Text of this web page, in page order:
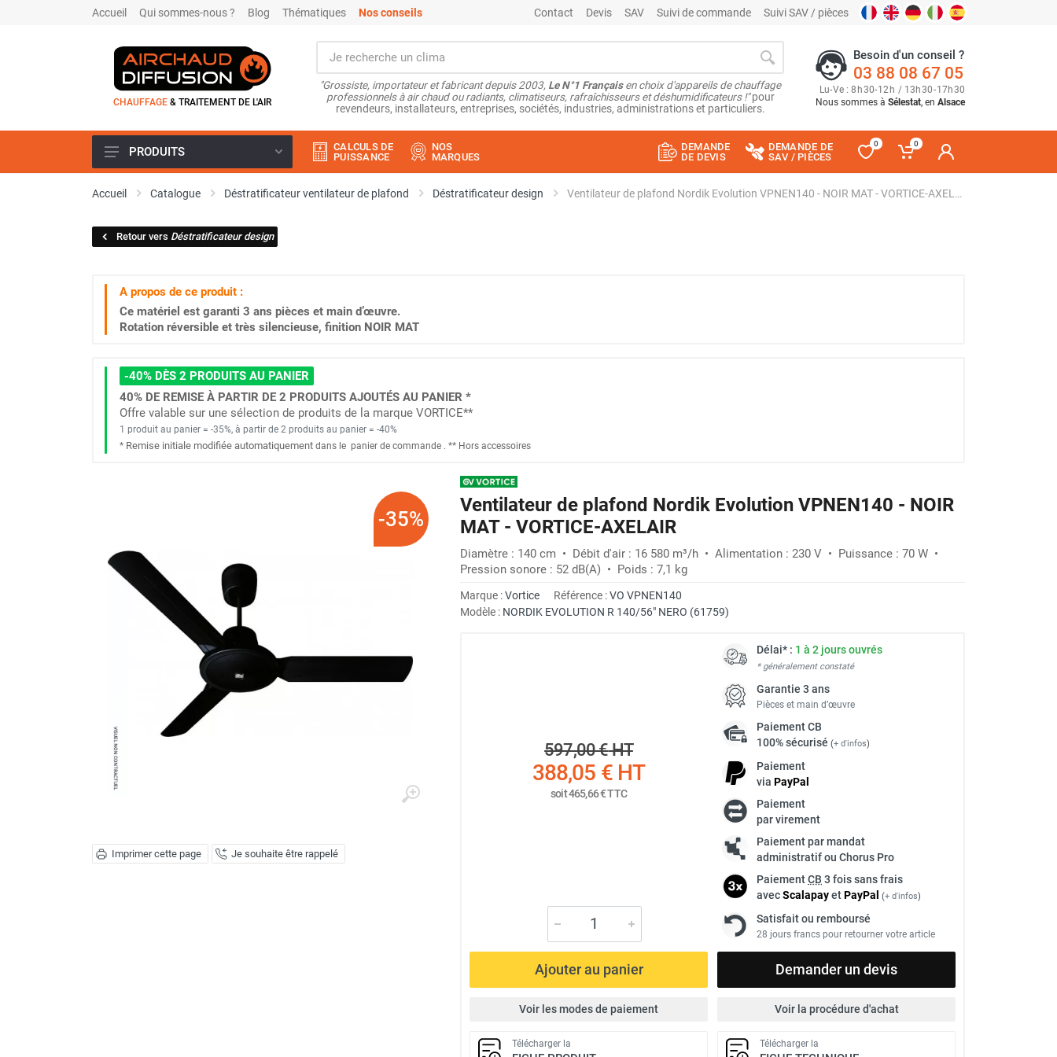
Accueil Qui sommes-nous ? Blog Thématiques Nos conseils Contact Devis SAV Suivi de commande Suivi SAV / pièces
CHAUFFAGE & TRAITEMENT DE L'AIR
"Grossiste, importateur et fabricant depuis 2003, Le N°1 Françaisen choix d'appareils de chauffage
professionnels à air chaud ou radiants, climatiseurs, rafraîchisseurs et déshumidificateurs !"pour
revendeurs, installateurs, entreprises, sociétés, industries, administrations et particuliers.
Besoin d'un conseil ?
03 88 08 67 05
Lu-Ve : 8h30-12h / 13h30-17h30
Nous sommes à Sélestat, en Alsace
Climatiseur
Climatiseur mobile résidentiel et
Rafraîchisseur d'air
Rafraichisseur d'air mobile
Rafraîchisseur d'air gainable
Brumisateur d'air
Coffret de brumisation
Ventilateur brumisateur
Ventilateur / extracteur d'air mobile
Brasseur d'air
Ventilateur sur pied
Ventilateur de bureau
Ventilateur de table
Extracteur d'air mural
Extracteur d'air mural hélicoïde
Extracteur d'air mural centrifuge
Extracteur d'air mural ATEX
Extracteur d'air mural résidentiel
Déstratificateur ventilateur de
plafond
Déstratificateur industriel à pales
Déstratificateur industriel caréné
Déstratificateur de plafond design
Caisson d'Extraction VMC Collective
Caisson d'Extraction VMC tertiaire
PRODUITS
CALCULS DE
PUISSANCE
NOS
MARQUES
DEMANDE
DE DEVIS
DEMANDE DE
SAV / PIÈCES
0 0
Accueil Catalogue Déstratificateur ventilateur de plafond Déstratificateur design Ventilateur de plafond Nordik Evolution VPNEN140 - NOIR MAT - VORTICE-AXELAIR
Retour vers Déstratificateur design
A propos de ce produit :
Ce matériel est garanti 3 ans pièces et main d’œuvre.
Rotation réversible et très silencieuse, finition NOIR MAT
-40% DÈS 2 PRODUITS AU PANIER
40% DE REMISE À PARTIR DE 2 PRODUITS AJOUTÉS AU PANIER *
Offre valable sur une sélection de produits de la marque VORTICE**
1 produit au panier = -35%, à partir de 2 produits au panier = -40%
* Remise initiale modifiée automatiquement dans le panier de commande . ** Hors accessoires
-35%
Imprimer cette page Je souhaite être rappelé
Ventilateur de plafond Nordik Evolution VPNEN140 - NOIR
MAT - VORTICE-AXELAIR
Diamètre : 140 cm • Débit d'air : 16 580 m³/h • Alimentation : 230 V • Puissance : 70 W •
Pression sonore : 52 dB(A) • Poids : 7,1 kg
Marque :Vortice Référence :VO VPNEN140
Modèle : NORDIK EVOLUTION R 140/56" NERO (61759)
597,00 €HT
388,05 €HT
soit465,66 €TTC
Délai* : 1 à 2 jours ouvrés
* généralement constaté
Garantie 3 ans
Pièces et main d’œuvre
PaiementCB
100% sécurisé (+ d'infos)
Paiement
via PayPal
Paiement
par virement
Paiement par mandat
administratif ou Chorus Pro
PaiementCB 3 fois sans frais
avecScalapayetPayPal (+ d'infos)
Satisfait ou remboursé
28 jours francs pour retourner votre article
Ajouter au panier Demander un devis
Voir les modes de paiement Voir la procédure d'achat
Télécharger la Télécharger la